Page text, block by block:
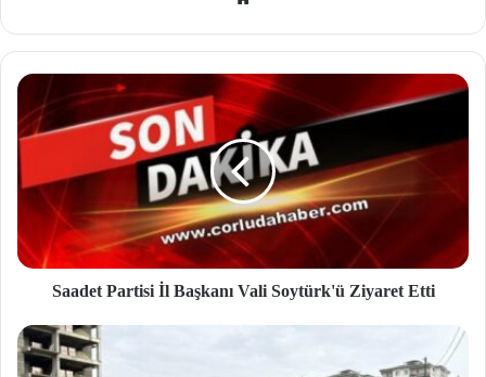
site
si
Saadet Partisi İl Başkanı Vali Soytürk'ü Ziyaret Etti